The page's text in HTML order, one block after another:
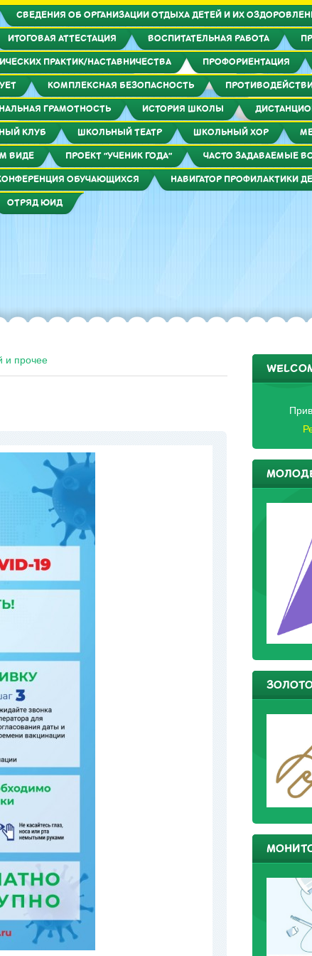
СВЕДЕНИЯ ОБ ОРГАНИЗАЦИИ ОТДЫХА ДЕТЕЙ И ИХ
ИТОГОВАЯ АТТЕСТАЦИЯ ВОСПИТАТЕЛЬНАЯ РАБОТА
ПРАКТИК/НАСТАВНИЧЕСТВА ПРОФОРИЕНТАЦИЯ
КОМПЛЕКСНАЯ БЕЗОПАСНОСТЬ
ГРАМОТНОСТЬ ИСТОРИЯ ШКОЛЫ
КЛУБ ШКОЛЬНЫЙ ТЕАТР ШКОЛЬНЫЙ ХОР
ВИДЕ ПРОЕКТ "УЧЕНИК ГОДА" ЧАСТО ЗАДАВАЕМЫЕ
ОБУЧАЮЩИХСЯ НАВИГАТОР ПРОФИЛАКТИКИ
ОТРЯД ЮИД
и прочее